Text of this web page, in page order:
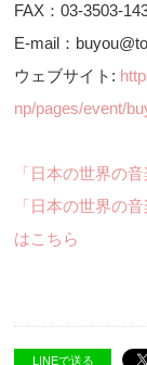
FAX：03-3503-
E-mail：
ウェブサイト:
np/pages/event/
「日本の世界の
「日本の世界の
はこちら
LINEで送る